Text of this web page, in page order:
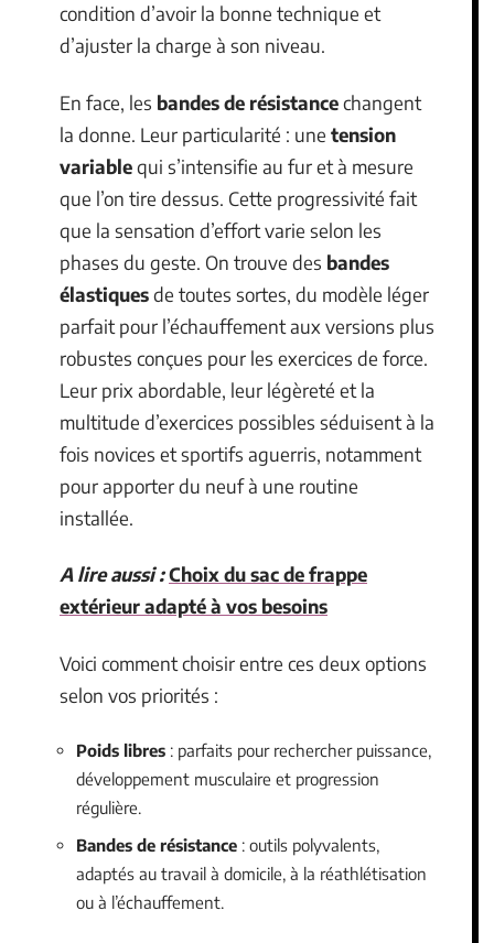
condition d’avoir la bonne technique et
d’ajuster la charge à son niveau.
En face, les bandes de résistancechangent
la donne. Leur particularité : une tension
variablequi s’intensifie au fur et à mesure
que l’on tire dessus. Cette progressivité fait
que la sensation d’effort varie selon les
phases du geste. On trouve des bandes
élastiquesde toutes sortes, du modèle léger
parfait pour l’échauffement aux versions plus
robustes conçues pour les exercices de force.
Leur prix abordable, leur légèreté et la
multitude d’exercices possibles séduisent à la
fois novices et sportifs aguerris, notamment
pour apporter du neuf à une routine
installée.
A lire aussi :Choix du sac de frappe
extérieur adapté à vos besoins
Voici comment choisir entre ces deux options
selon vos priorités :
Poids libres : parfaits pour rechercher puissance,
développement musculaire et progression
régulière.
Bandes de résistance : outils polyvalents,
adaptés au travail à domicile, à la réathlétisation
ou à l’échauffement.